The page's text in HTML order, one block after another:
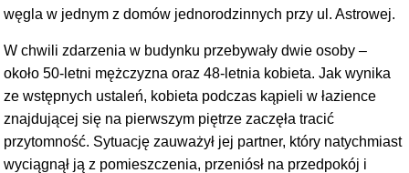
węgla w jednym z domów jednorodzinnych przy ul. Astrowej.
W chwili zdarzenia w budynku przebywały dwie osoby –
około 50-letni mężczyzna oraz 48-letnia kobieta. Jak wynika
ze wstępnych ustaleń, kobieta podczas kąpieli w łazience
znajdującej się na pierwszym piętrze zaczęła tracić
przytomność. Sytuację zauważył jej partner, który natychmiast
wyciągnął ją z pomieszczenia, przeniósł na przedpokój i